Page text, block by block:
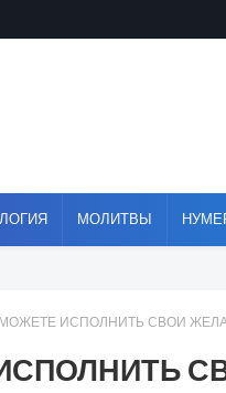
МОЛИТВЫ
ИСПОЛНИТЬ СВОИ